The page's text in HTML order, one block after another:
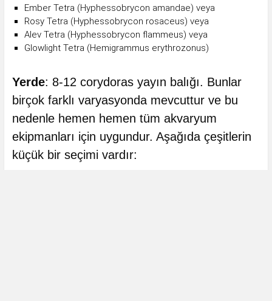
Ember Tetra (Hyphessobrycon amandae) veya
Rosy Tetra (Hyphessobrycon rosaceus) veya
Alev Tetra (Hyphessobrycon flammeus) veya
Glowlight Tetra (Hemigrammus erythrozonus)
Yerde: 8-12 corydoras yayın balığı. Bunlar
birçok farklı varyasyonda mevcuttur ve bu
nedenle hemen hemen tüm akvaryum
ekipmanları için uygundur. Aşağıda çeşitlerin
küçük bir seçimi vardır: